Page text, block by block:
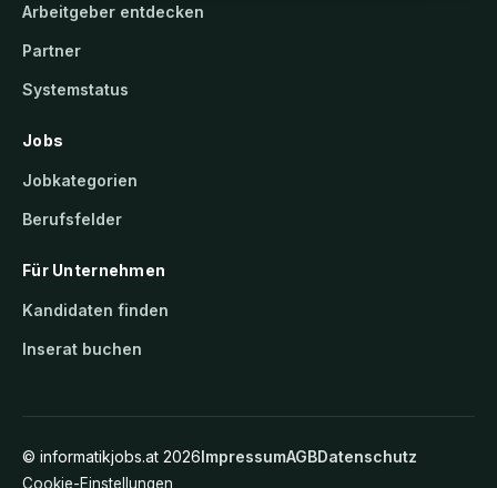
Arbeitgeber entdecken
Partner
Systemstatus
Jobs
Jobkategorien
Berufsfelder
Für Unternehmen
Kandidaten finden
Inserat buchen
© informatikjobs.at 2026ImpressumAGBDatenschutz
Cookie-Einstellungen